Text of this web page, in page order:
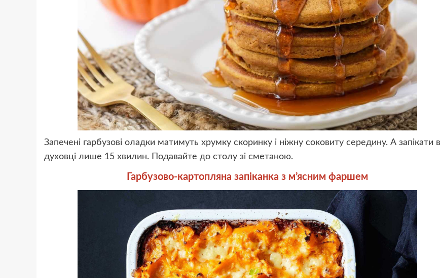
Запечені гарбузові оладки матимуть хрумку скоринку і ніжну соковиту середину. А запікати в
духовці лише 15 хвилин. Подавайте до столу зі сметаною.
Гарбузово-картопляна запіканка з м’ясним фаршем